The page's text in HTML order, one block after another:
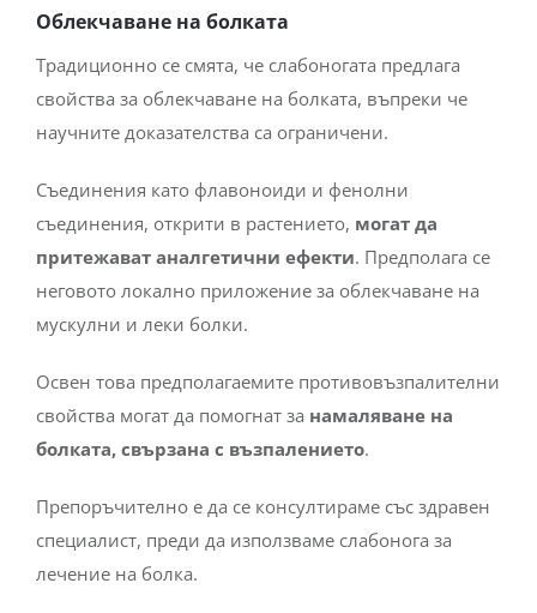
Облекчаване на болката
Традиционно се смята, че слабоногата предлага
свойства за облекчаване на болката, въпреки че
научните доказателства са ограничени.
Съединения като флавоноиди и фенолни
съединения, открити в растението, могат да
притежават аналгетични ефекти. Предполага се
неговото локално приложение за облекчаване на
мускулни и леки болки.
Освен това предполагаемите противовъзпалителни
свойства могат да помогнат за намаляване на
болката, свързана с възпалението.
Препоръчително е да се консултираме със здравен
специалист, преди да използваме слабонога за
лечение на болка.